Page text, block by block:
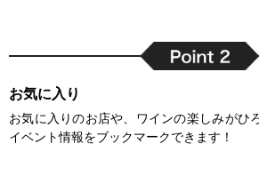
お気に入り
お気に入りのお店や、ワインの楽しみがひ
イベント情報をブックマークできます！